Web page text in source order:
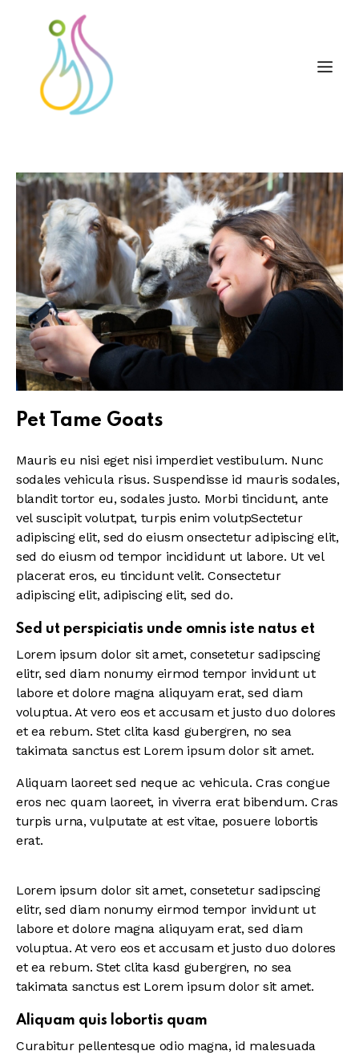
Pet Tame Goats
Mauris eu nisi eget nisi imperdiet vestibulum. Nunc
sodales vehicula risus. Suspendisse id mauris sodales,
blandit tortor eu, sodales justo. Morbi tincidunt, ante
vel suscipit volutpat, turpis enim volutpSectetur
adipiscing elit, sed do eiusm onsectetur adipiscing elit,
sed do eiusm od tempor incididunt ut labore. Ut vel
placerat eros, eu tincidunt velit. Consectetur
adipiscing elit, adipiscing elit, sed do.
Sed ut perspiciatis unde omnis iste natus et
Lorem ipsum dolor sit amet, consetetur sadipscing
elitr, sed diam nonumy eirmod tempor invidunt ut
labore et dolore magna aliquyam erat, sed diam
voluptua. At vero eos et accusam et justo duo dolores
et ea rebum. Stet clita kasd gubergren, no sea
takimata sanctus est Lorem ipsum dolor sit amet.
Aliquam laoreet sed neque ac vehicula. Cras congue
eros nec quam laoreet, in viverra erat bibendum. Cras
turpis urna, vulputate at est vitae, posuere lobortis
erat.
Lorem ipsum dolor sit amet, consetetur sadipscing
elitr, sed diam nonumy eirmod tempor invidunt ut
labore et dolore magna aliquyam erat, sed diam
voluptua. At vero eos et accusam et justo duo dolores
et ea rebum. Stet clita kasd gubergren, no sea
takimata sanctus est Lorem ipsum dolor sit amet.
Aliquam quis lobortis quam
Curabitur pellentesque odio magna, id malesuada